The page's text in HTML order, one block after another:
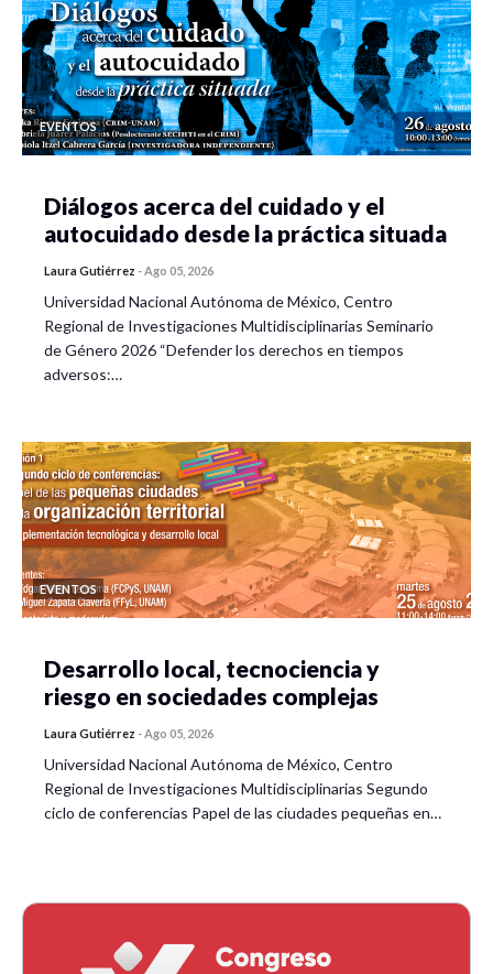
EVENTOS
Diálogos acerca del cuidado y el
autocuidado desde la práctica situada
Laura Gutiérrez -Ago 05, 2026
Universidad Nacional Autónoma de México, Centro
Regional de Investigaciones Multidisciplinarias Seminario
de Género 2026 “Defender los derechos en tiempos
adversos:…
EVENTOS
Desarrollo local, tecnociencia y
riesgo en sociedades complejas
Laura Gutiérrez -Ago 05, 2026
Universidad Nacional Autónoma de México, Centro
Regional de Investigaciones Multidisciplinarias Segundo
ciclo de conferencias Papel de las ciudades pequeñas en…